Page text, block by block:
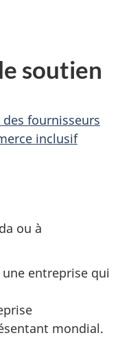
soutien
fournisseurs
inclusif
ou à
entreprise qui
mondial.